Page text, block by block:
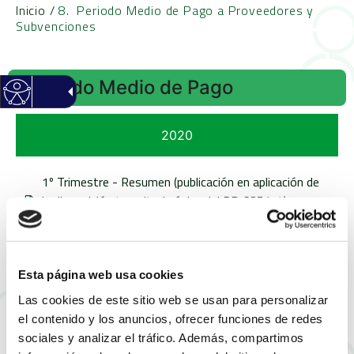
Esta página web usa cookies
Las cookies de este sitio web se usan para personalizar
el contenido y los anuncios, ofrecer funciones de redes
sociales y analizar el tráfico. Además, compartimos
Inicio /8. Periodo Medio de Pago a Proveedores y
Subvenciones
Periodo Medio de Pago
2020
1º Trimestre - Resumen (publicación en aplicación de
la disposición transitoria única del RD 635/14)
Proveedores
1º Trimestre - Detalle por Entidades (publicación en
635/14) Proveedores
2º Trimestre - Resumen (publicación en aplicación de
la disposición transitoria única del RD 635/14)
Proveedores